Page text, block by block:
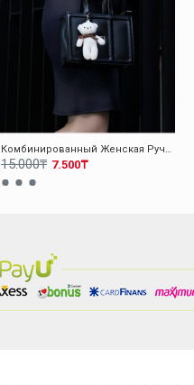
Комбинированный Женская Ручная Сумка 001CA07
7.500₸
15.000₸